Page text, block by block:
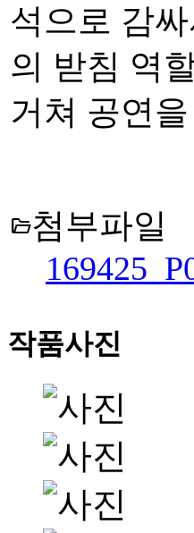
석으로 감
의 받침 역
거쳐 공연
folder_open첨부파일
작품사진